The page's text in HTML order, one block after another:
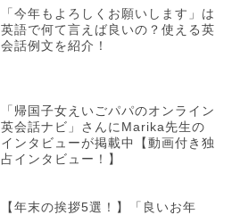
「今年もよろしくお願いします」は
英語で何て言えば良いの？使える英
会話例文を紹介！
「帰国子女えいごパパのオンライン
英会話ナビ」さんにMarika先生の
インタビューが掲載中【動画付き独
占インタビュー！】
【年末の挨拶5選！】「良いお年